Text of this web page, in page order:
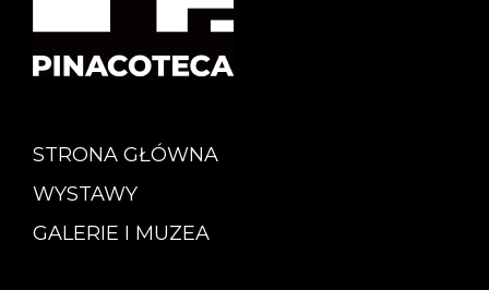
STRONA GŁÓWNA
WYSTAWY
GALERIE I MUZEA